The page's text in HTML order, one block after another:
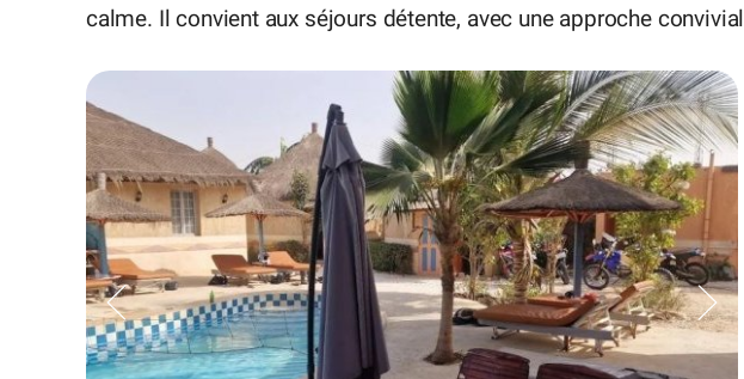
calme. Il convient aux séjours détente, avec une approche